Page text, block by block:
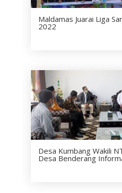
Maldamas Juarai Liga
2022
Desa Kumbang Wakili
Desa Benderang